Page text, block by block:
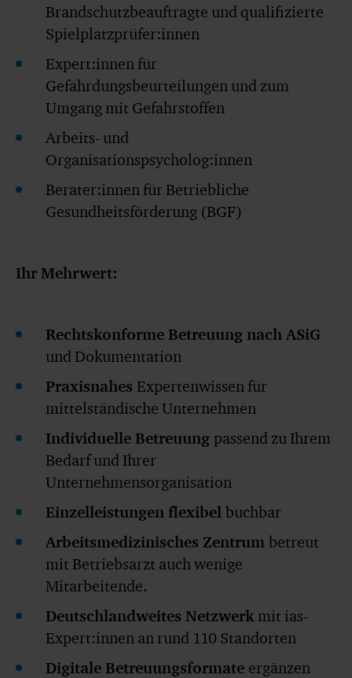
Brandschutzbeauftragte und qualifizierte
Spielplatzprüfer:innen
Expert:innen für
Gefährdungsbeurteilungen und zum
Umgang mit Gefahrstoffen
Arbeits- und
Organisationspsycholog:innen
Berater:innen für Betriebliche
Gesundheitsförderung (BGF)
Ihr Mehrwert:
Rechtskonforme Betreuung nach ASiG
und Dokumentation
Praxisnahes Expertenwissen für
mittelständische Unternehmen
Individuelle Betreuung passend zu Ihrem
Bedarf und Ihrer
Unternehmensorganisation
Einzelleistungen flexibel buchbar
Arbeitsmedizinisches Zentrum betreut
mit Betriebsarzt auch wenige
Mitarbeitende.
Deutschlandweites Netzwerkmit ias-
Expert:innen an rund 110 Standorten
Digitale Betreuungsformate ergänzen